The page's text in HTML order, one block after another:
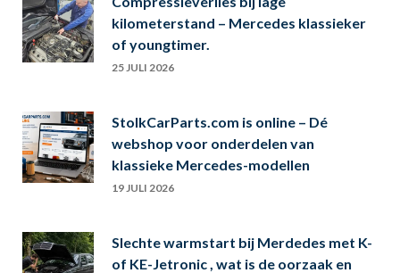
kilometerstand – Mercedes klassieker
of youngtimer.
25 JULI 2026
StolkCarParts.com is online – Dé
webshop voor onderdelen van
klassieke Mercedes-modellen
19 JULI 2026
Slechte warmstart bij Merdedes met K-
of KE-Jetronic , wat is de oorzaak en